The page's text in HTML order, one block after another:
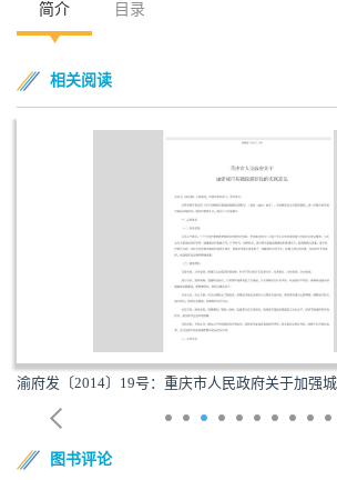
简介 目录
相关阅读
渝府发〔2014〕19号：重庆市人民政府关于加强
图书评论